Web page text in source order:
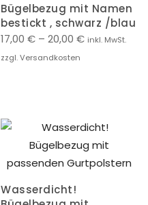
Bügelbezug mit Namen
bestickt , schwarz /blau
17,00 € – 20,00 € inkl. MwSt.
zzgl. Versandkosten
Wasserdicht!